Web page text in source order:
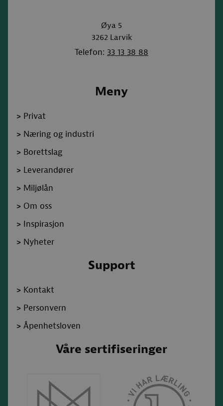
Øya 5
3262 Larvik
Telefon: 33 13 38 88
Meny
> Privat
> Næring og industri
> Borettslag
> Leverandører
> Miljølån
> Om oss
> Inspirasjon
> Nyheter
Support
> Kontakt
> Personvern
> Åpenhetsloven
Våre sertifiseringer